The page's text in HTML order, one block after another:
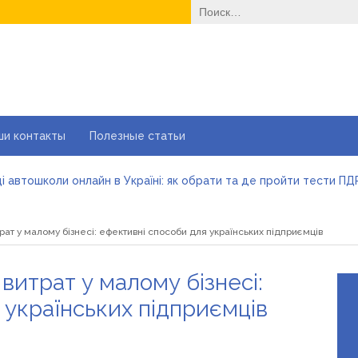
Найти:
контакты Полезные статьи
автошколи онлайн в Україні: як обрати та де пройти тести
методы лечения эрозии шейки матки
прибуток без відкриття нових кавових точок
у малому бізнесі: ефективні способи для українських підприємців
у малому бізнесі:
підприємців